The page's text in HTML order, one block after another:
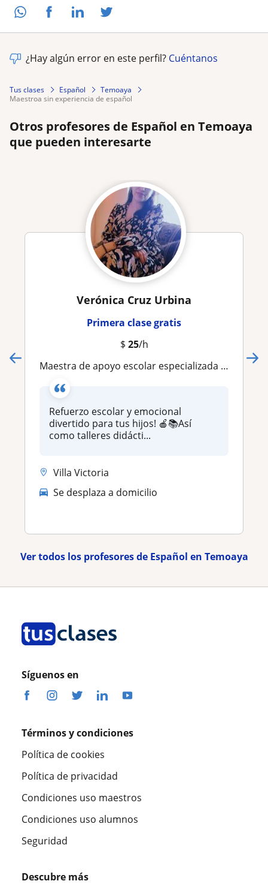
¿Hay algún error en este perfil? Cuéntanos
Tus clases Español
Temoaya
maestroa sin experiencia de español
Otros profesores de Español en Temoaya
que pueden interesarte
Verónica Cruz Urbina
Primera clase gratis
$ 25/h
Maestra de apoyo escolar especializada en psicología
Refuerzo escolar y emocional
divertido para tus hijos! 🍎📚Así
como talleres didácti...
Villa Victoria
Se desplaza a domicilio
Ver todos los profesores de Español en Temoaya
Síguenos en
Términos y condiciones
Política de cookies
Política de privacidad
Condiciones uso maestros
Condiciones uso alumnos
Seguridad
Descubre más